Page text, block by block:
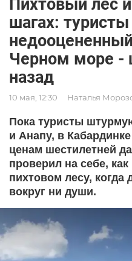
Пихтовый лес
шагах:
Черном море -
назад
10 мая, 12:30 Наталья
Пока туристы
и Анапу, в
ценам шестилетней
проверил на себе,
пихтовом лесу, когда
вокруг ни души.